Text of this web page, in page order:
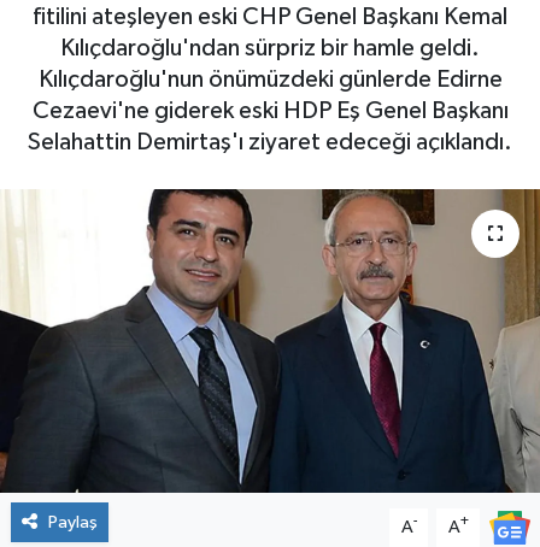
fitilini ateşleyen eski CHP Genel Başkanı Kemal
Kılıçdaroğlu'ndan sürpriz bir hamle geldi.
Kılıçdaroğlu'nun önümüzdeki günlerde Edirne
Cezaevi'ne giderek eski HDP Eş Genel Başkanı
Selahattin Demirtaş'ı ziyaret edeceği açıklandı.
Paylaş A- A+